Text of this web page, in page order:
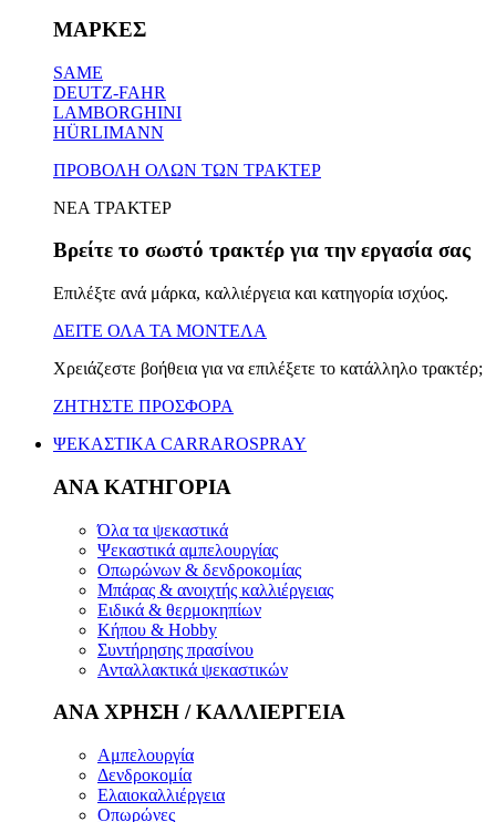
ΜΑΡΚΕΣ
SAME
DEUTZ-FAHR
LAMBORGHINI
HÜRLIMANN
ΠΡΟΒΟΛΗ ΟΛΩΝ ΤΩΝ ΤΡΑΚΤΕΡ
ΝΕΑ ΤΡΑΚΤΕΡ
Βρείτε το σωστό τρακτέρ για την εργασία σας
Επιλέξτε ανά μάρκα, καλλιέργεια και κατηγορία ισχύος.
ΔΕΙΤΕ ΟΛΑ ΤΑ ΜΟΝΤΕΛΑ
Χρειάζεστε βοήθεια για να επιλέξετε το κατάλληλο τρακτέρ;
ΖΗΤΗΣΤΕ ΠΡΟΣΦΟΡΑ
ΨΕΚΑΣΤΙΚΑ CARRAROSPRAY
ΑΝΑ ΚΑΤΗΓΟΡΙΑ
Όλα τα ψεκαστικά
Ψεκαστικά αμπελουργίας
Οπωρώνων & δενδροκομίας
Μπάρας & ανοιχτής καλλιέργειας
Ειδικά & θερμοκηπίων
Κήπου & Hobby
Συντήρησης πρασίνου
Ανταλλακτικά ψεκαστικών
ΑΝΑ ΧΡΗΣΗ / ΚΑΛΛΙΕΡΓΕΙΑ
Αμπελουργία
Δενδροκομία
Ελαιοκαλλιέργεια
Οπωρώνες